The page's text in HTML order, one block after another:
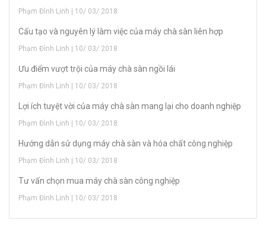
Phạm Đình Linh | 10/ 03/ 2018
Cấu tạo và nguyên lý làm việc của máy chà sàn liên hợp
Phạm Đình Linh | 10/ 03/ 2018
Ưu điểm vượt trội của máy chà sàn ngồi lái
Phạm Đình Linh | 10/ 03/ 2018
Lợi ích tuyệt vời của máy chà sàn mang lại cho doanh nghiệp
Phạm Đình Linh | 10/ 03/ 2018
Hướng dẫn sử dụng máy chà sàn và hóa chất công nghiệp
Phạm Đình Linh | 10/ 03/ 2018
Tư vấn chọn mua máy chà sàn công nghiệp
Phạm Đình Linh | 10/ 03/ 2018